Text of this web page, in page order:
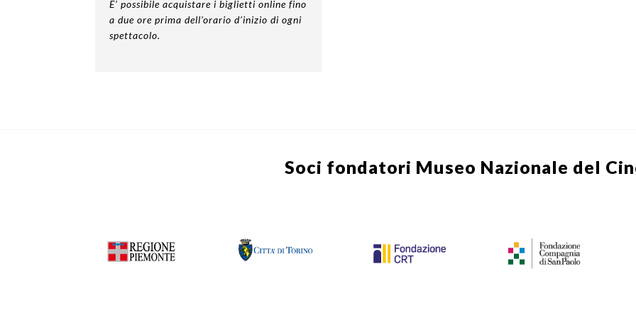
E’ possibile acquistare i biglietti online fino
a due ore prima dell’orario d’inizio di ogni
spettacolo.
Soci fondatori Museo Nazionale del